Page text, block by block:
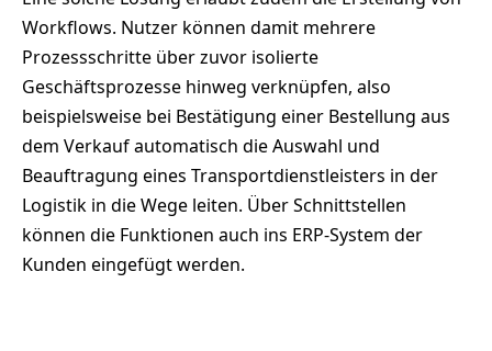
Workflows. Nutzer können damit mehrere
Prozessschritte über zuvor isolierte
Geschäftsprozesse hinweg verknüpfen, also
beispielsweise bei Bestätigung einer Bestellung aus
dem Verkauf automatisch die Auswahl und
Beauftragung eines Transportdienstleisters in der
Logistik in die Wege leiten. Über Schnittstellen
können die Funktionen auch ins ERP-System der
Kunden eingefügt werden.